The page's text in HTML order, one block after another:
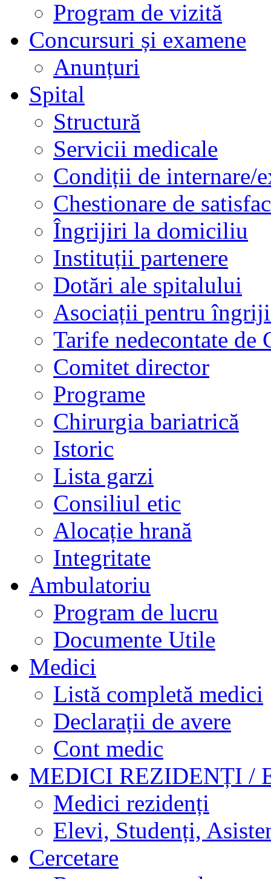
Program de vizită
Concursuri și examene
Anunțuri
Spital
Structură
Servicii medicale
Condiții de internare/
Chestionare de
Îngrijiri la domiciliu
Instituții partenere
Dotări ale spitalului
Asociații pentru
Tarife nedecontate de
Comitet director
Programe
Chirurgia bariatrică
Istoric
Lista garzi
Consiliul etic
Alocație hrană
Integritate
Ambulatoriu
Program de lucru
Documente Utile
Medici
Listă completă medici
Declarații de avere
Cont medic
MEDICI REZIDENȚI /
Medici rezidenți
Elevi, Studenți,
Cercetare